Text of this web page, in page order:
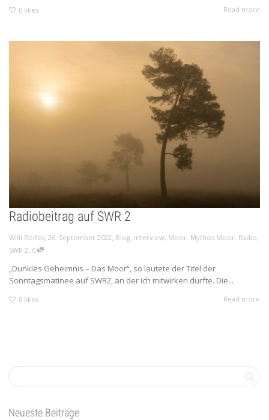
0 likes Read more
Radiobeitrag auf SWR 2
Willi Rolfes, 26. September 2022, Blog, Interview, Moor, Mythos Moor, Radio,
SWR 2, 0
„Dunkles Geheimnis – Das Moor“, so lautete der Titel der
Sonntagsmatinee auf SWR2, an der ich mitwirken durfte. Die...
0 likes Read more
Neueste Beiträge